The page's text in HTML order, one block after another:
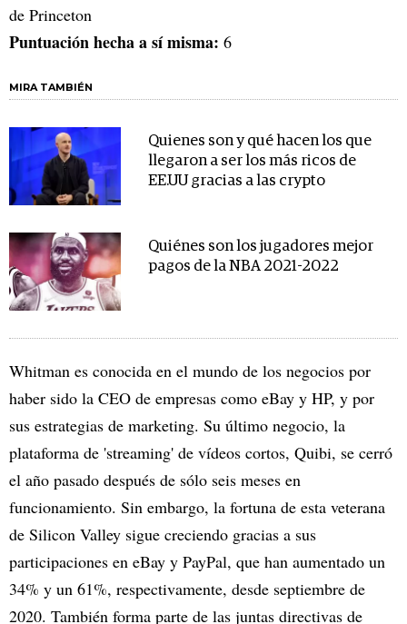
de Princeton
Puntuación hecha a sí misma: 6
MIRA TAMBIÉN
Quienes son y qué hacen los que
llegaron a ser los más ricos de
EE.UU gracias a las crypto
Quiénes son los jugadores mejor
pagos de la NBA 2021-2022
Whitman es conocida en el mundo de los negocios por
haber sido la CEO de empresas como eBay y HP, y por
sus estrategias de marketing. Su último negocio, la
plataforma de 'streaming' de vídeos cortos, Quibi, se cerró
el año pasado después de sólo seis meses en
funcionamiento. Sin embargo, la fortuna de esta veterana
de Silicon Valley sigue creciendo gracias a sus
participaciones en eBay y PayPal, que han aumentado un
34% y un 61%, respectivamente, desde septiembre de
2020. También forma parte de las juntas directivas de